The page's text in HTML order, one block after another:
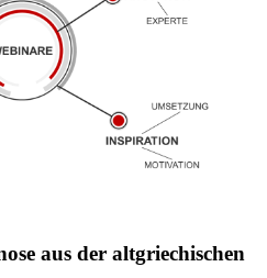
aus der altgriechischen